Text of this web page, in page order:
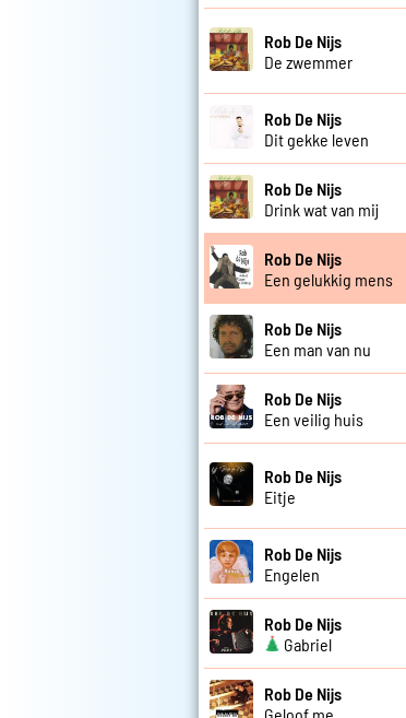
Rob De Nijs
De zwemmer
Rob De Nijs
Dit gekke leven
Rob De Nijs
Drink wat van mij
Rob De Nijs
Een gelukkig mens
Rob De Nijs
Een man van nu
Rob De Nijs
Een veilig huis
Rob De Nijs
Eitje
Rob De Nijs
Engelen
Rob De Nijs
Gabriel
Rob De Nijs